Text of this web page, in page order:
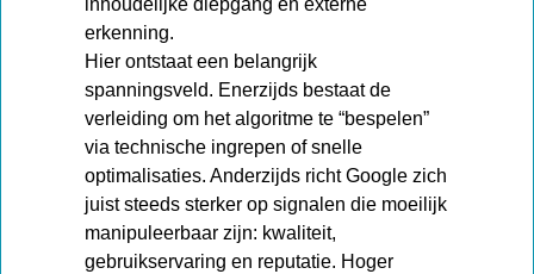
inhoudelijke diepgang en externe
erkenning.
Hier ontstaat een belangrijk
spanningsveld. Enerzijds bestaat de
verleiding om het algoritme te “bespelen”
via technische ingrepen of snelle
optimalisaties. Anderzijds richt Google zich
juist steeds sterker op signalen die moeilijk
manipuleerbaar zijn: kwaliteit,
gebruikservaring en reputatie. Hoger